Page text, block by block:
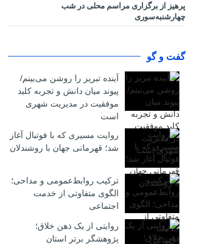
پرهیز از برگزاری مراسم محلی در شب
چهارشنبه‌سوری
گفت و گو
آینده تبریز را روشن می‌بینم/
پیوند میان دانش و تجربه کلید
موفقیت در مدیریت شهری
است
روایت مسیری که با فوتبال آغاز
شد؛ قهرمانی جهان با روشندلان
ترکیب روابط‌عمومی و مداحی؛
الگوی متفاوتی از خدمت
اجتماعی
روایتی از یک ذهن خلاق؛
پژوهشگر برتر استان